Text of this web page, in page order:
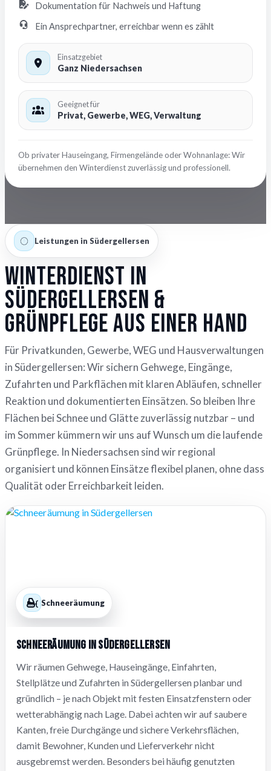
Dokumentation für Nachweis und Haftung
Ein Ansprechpartner, erreichbar wenn es zählt
Einsatzgebiet
Ganz Niedersachsen
Geeignet für
Privat, Gewerbe, WEG, Verwaltung
Ob privater Hauseingang, Firmengelände oder Wohnanlage: Wir
übernehmen den Winterdienst zuverlässig und professionell.
Leistungen in Südergellersen
Winterdienst in
Südergellersen &
Grünpflege aus einer Hand
Für Privatkunden, Gewerbe, WEG und Hausverwaltungen
in Südergellersen: Wir sichern Gehwege, Eingänge,
Zufahrten und Parkflächen mit klaren Abläufen, schneller
Reaktion und dokumentierten Einsätzen. So bleiben Ihre
Flächen bei Schnee und Glätte zuverlässig nutzbar – und
im Sommer kümmern wir uns auf Wunsch um die laufende
Grünpflege. In Niedersachsen sind wir regional
organisiert und können Einsätze flexibel planen, ohne dass
Qualität oder Erreichbarkeit leiden.
Schneeräumung
Schneeräumung in Südergellersen
Wir räumen Gehwege, Hauseingänge, Einfahrten,
Stellplätze und Zufahrten in Südergellersen planbar und
gründlich – je nach Objekt mit festen Einsatzfenstern oder
wetterabhängig nach Lage. Dabei achten wir auf saubere
Kanten, freie Durchgänge und sichere Verkehrsflächen,
damit Bewohner, Kunden und Lieferverkehr nicht
ausgebremst werden. Besonders bei häufig genutzten